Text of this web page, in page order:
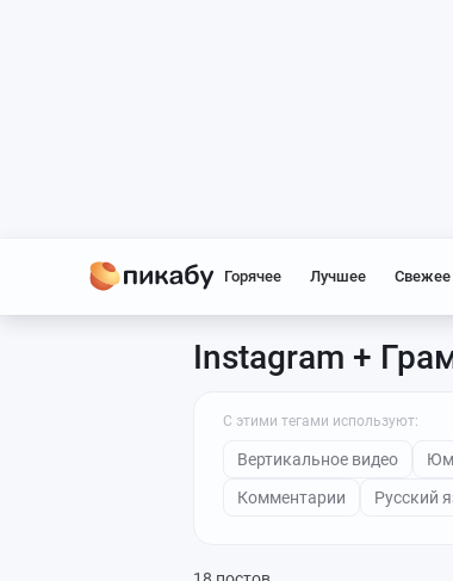
Горячее Лучшее Свежее
Instagram +
С этими тегами используют:
Вертикальное видео
Комментарии
Русский